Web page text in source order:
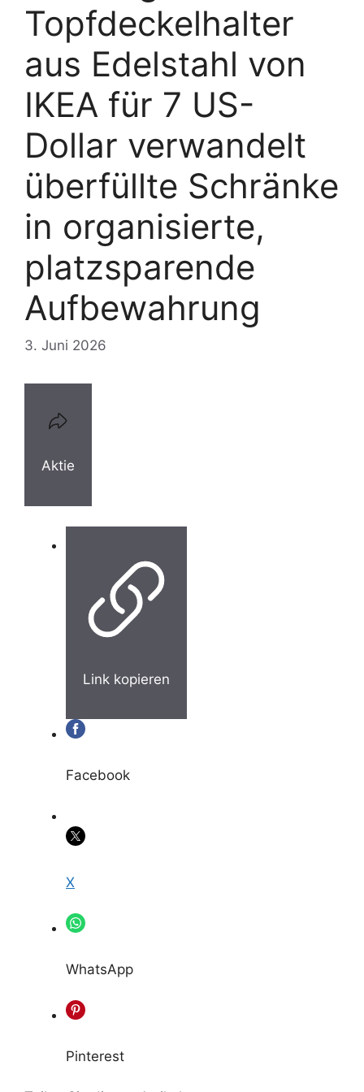
Topfdeckelhalter
aus Edelstahl von
IKEA für 7 US-
Dollar verwandelt
überfüllte Schränke
in organisierte,
platzsparende
Aufbewahrung
3. Juni 2026
Aktie
Link kopieren
Facebook
X
WhatsApp
Pinterest